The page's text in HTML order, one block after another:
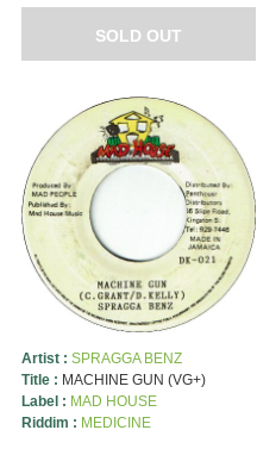
SOLD OUT
Artist : SPRAGGA BENZ
Title : MACHINE GUN (VG+)
Label : MAD HOUSE
Riddim : MEDICINE